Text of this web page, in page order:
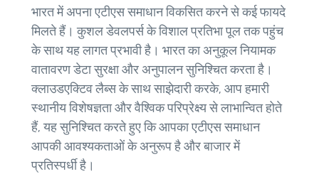
भारत में अपना एटीएस समाधान विकसित करने से कई फायदे
मिलते हैं। कुशल डेवलपर्स के विशाल प्रतिभा पूल तक पहुंच
के साथ यह लागत प्रभावी है। भारत का अनुकूल नियामक
वातावरण डेटा सुरक्षा और अनुपालन सुनिश्चित करता है।
क्लाउडएक्टिव लैब्स के साथ साझेदारी करके, आप हमारी
स्थानीय विशेषज्ञता और वैश्विक परिप्रेक्ष्य से लाभान्वित होते
हैं, यह सुनिश्चित करते हुए कि आपका एटीएस समाधान
आपकी आवश्यकताओं के अनुरूप है और बाजार में
प्रतिस्पर्धी है।